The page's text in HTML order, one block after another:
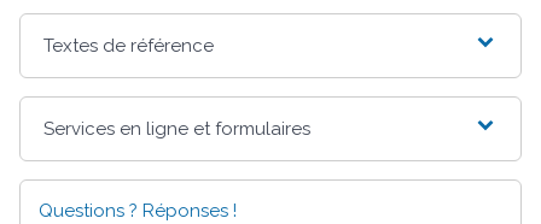
Textes de référence
Services en ligne et formulaires
Questions ? Réponses !